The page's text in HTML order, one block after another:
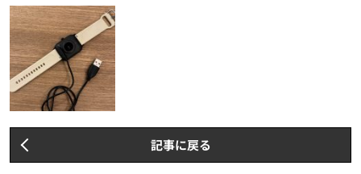
記事に戻る